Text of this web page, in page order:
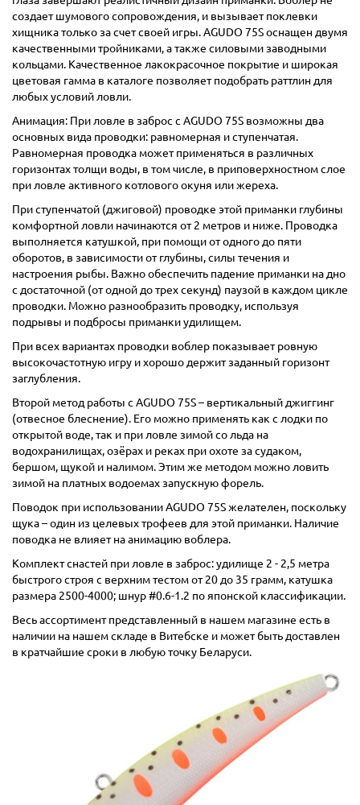
создает шумового сопровождения, и вызывает поклевки
хищника только за счет своей игры. AGUDO 75S оснащен двумя
качественными тройниками, а также силовыми заводными
кольцами. Качественное лакокрасочное покрытие и широкая
цветовая гамма в каталоге позволяет подобрать раттлин для
любых условий ловли.
Анимация: При ловле в заброс с AGUDO 75S возможны два
основных вида проводки: равномерная и ступенчатая.
Равномерная проводка может применяться в различных
горизонтах толщи воды, в том числе, в приповерхностном слое
при ловле активного котлового окуня или жереха.
При ступенчатой (джиговой) проводке этой приманки глубины
комфортной ловли начинаются от 2 метров и ниже. Проводка
выполняется катушкой, при помощи от одного до пяти
оборотов, в зависимости от глубины, силы течения и
настроения рыбы. Важно обеспечить падение приманки на дно
с достаточной (от одной до трех секунд) паузой в каждом цикле
проводки. Можно разнообразить проводку, используя
подрывы и подбросы приманки удилищем.
При всех вариантах проводки воблер показывает ровную
высокочастотную игру и хорошо держит заданный горизонт
заглубления.
Второй метод работы с AGUDO 75S – вертикальный джиггинг
(отвесное блеснение). Его можно применять как с лодки по
открытой воде, так и при ловле зимой со льда на
водохранилищах, озёрах и реках при охоте за судаком,
бершом, щукой и налимом. Этим же методом можно ловить
зимой на платных водоемах запускную форель.
Поводок при использовании AGUDO 75S желателен, поскольку
щука – один из целевых трофеев для этой приманки. Наличие
поводка не влияет на анимацию воблера.
Комплект снастей при ловле в заброс: удилище 2 - 2,5 метра
быстрого строя с верхним тестом от 20 до 35 грамм, катушка
размера 2500-4000; шнур #0.6-1.2 по японской классификации.
Весь ассортимент представленный в нашем магазине есть в
наличии на нашем складе в Витебске и может быть доставлен
в кратчайшие сроки в любую точку Беларуси.